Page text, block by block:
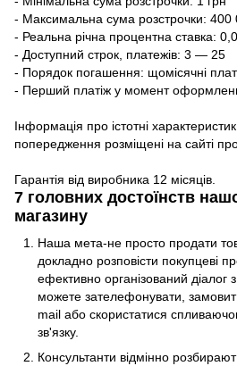
- Максимальна сума розстрочки: 400
- Реальна річна процентна ставка:
- Доступний строк, платежів: 3 — 25
- Порядок погашення: щомісячні
- Перший платіж у момент
Інформація про істотні
попередження розміщені на сайті
Гарантія від виробника 12 місяців.
7 головних достоїнств
магазину
Наша мета-не просто продати
докладно розповісти покупцеві
ефективно організований діалог
можете зателефонувати,
mail або скористатися
зв'язку.
Консультанти відмінно